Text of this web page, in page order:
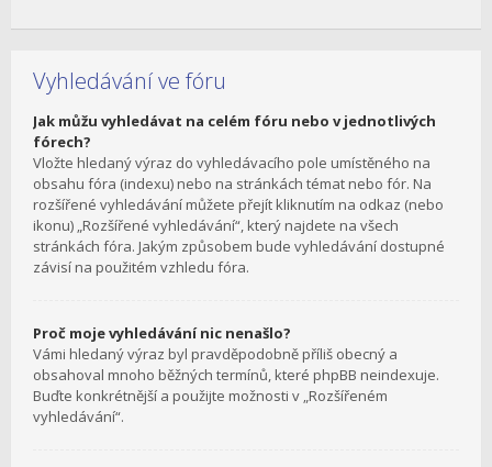
Vyhledávání ve fóru
Jak můžu vyhledávat na celém fóru nebo v jednotlivých
fórech?
Vložte hledaný výraz do vyhledávacího pole umístěného na
obsahu fóra (indexu) nebo na stránkách témat nebo fór. Na
rozšířené vyhledávání můžete přejít kliknutím na odkaz (nebo
ikonu) „Rozšířené vyhledávání“, který najdete na všech
stránkách fóra. Jakým způsobem bude vyhledávání dostupné
závisí na použitém vzhledu fóra.
Proč moje vyhledávání nic nenašlo?
Vámi hledaný výraz byl pravděpodobně příliš obecný a
obsahoval mnoho běžných termínů, které phpBB neindexuje.
Buďte konkrétnější a použijte možnosti v „Rozšířeném
vyhledávání“.